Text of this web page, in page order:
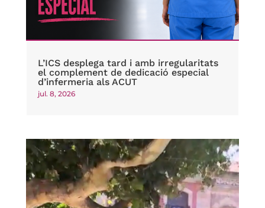
L’ICS desplega tard i amb irregularitats
el complement de dedicació especial
d’infermeria als ACUT
jul. 8, 2026